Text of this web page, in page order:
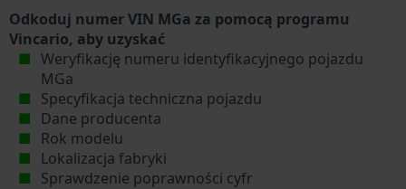
Odkoduj numer VIN MGa za pomocą programu
Vincario, aby uzyskać
Weryfikację numeru identyfikacyjnego pojazdu
MGa
Specyfikacja techniczna pojazdu
Dane producenta
Rok modelu
Lokalizacja fabryki
Sprawdzenie poprawności cyfr